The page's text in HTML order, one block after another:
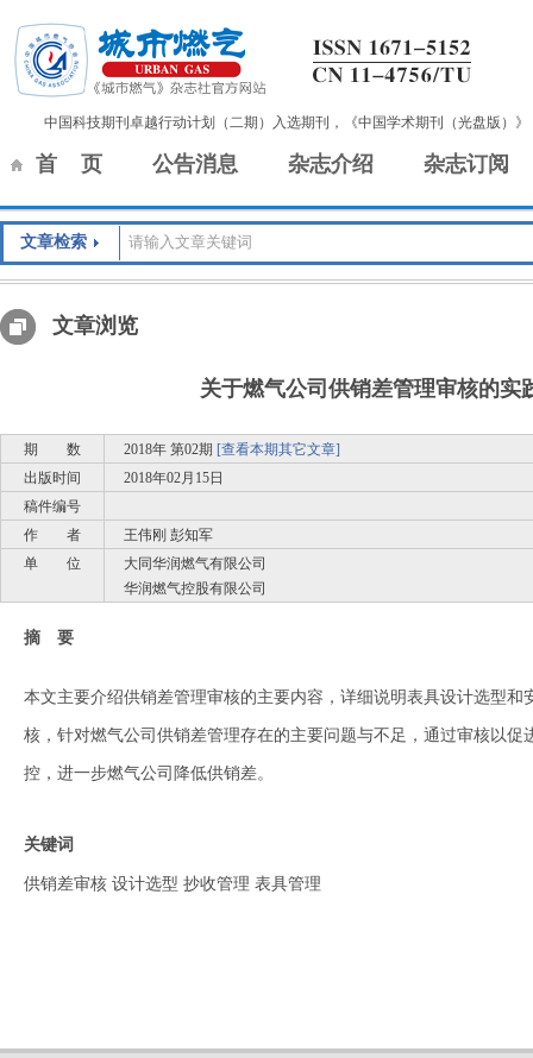
中国科技期刊卓越行动计划（二期）入选期刊，《中国学术期刊（光盘版）
首 页 公告消息 杂志介绍 杂志订阅
文章检索
文章浏览
关于燃气公司供销差管理审核的实
期 数 2018年 第02期 [查看本期其它文章]
出版时间
2018年02月15日
稿件编号
作 者
王伟刚 彭知军
单 位
大同华润燃气有限公司
华润燃气控股有限公司
摘 要
本文主要介绍供销差管理审核的主要内容，详细说明表具设计选型和
核，针对燃气公司供销差管理存在的主要问题与不足，通过审核以促
控，进一步燃气公司降低供销差。
关键词
供销差审核 设计选型 抄收管理 表具管理